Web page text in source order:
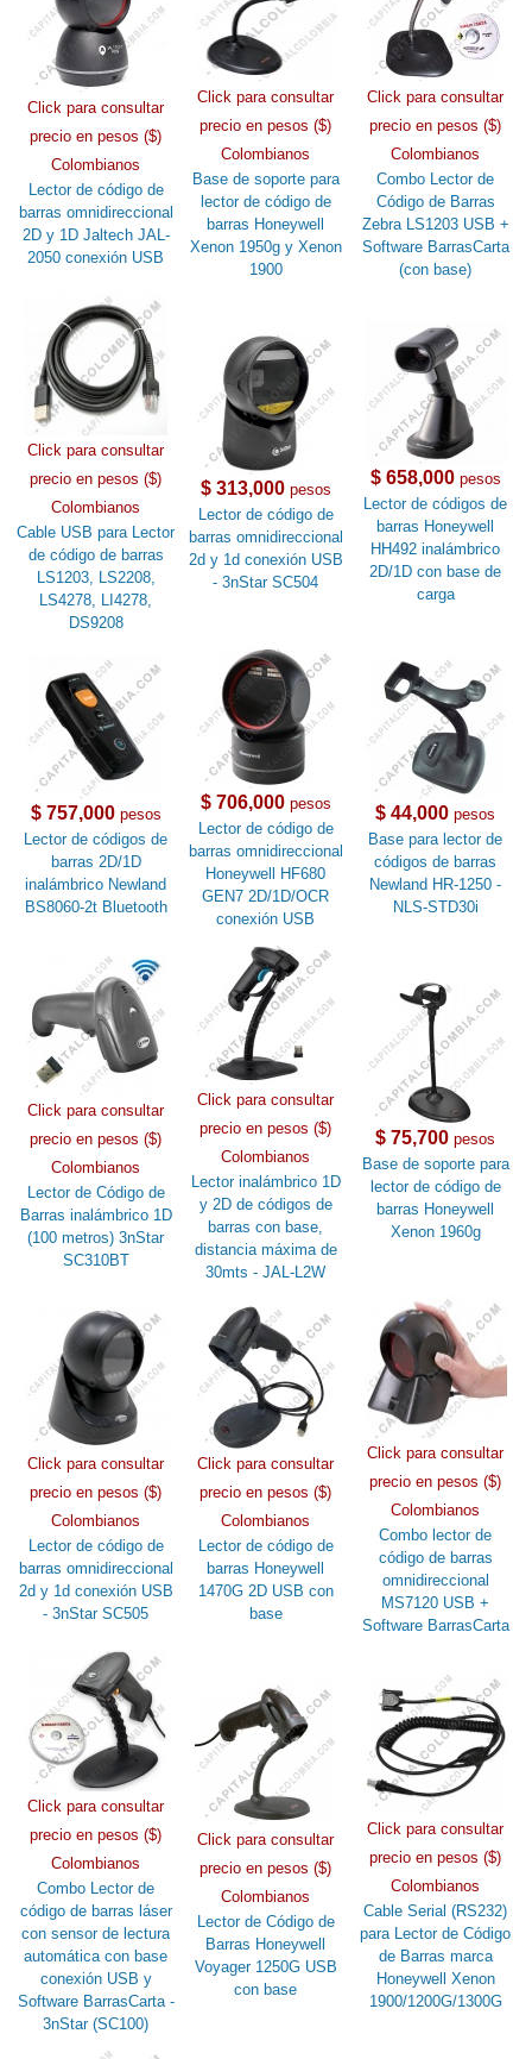
Click para consultar
precio en pesos ($)
Colombianos
Lector de código de
barras omnidireccional
2D y 1D Jaltech JAL-
2050 conexión USB
Click para consultar
precio en pesos ($)
Colombianos
Base de soporte para
lector de código de
barras Honeywell
Xenon 1950g y Xenon
1900
Click para consultar
precio en pesos ($)
Colombianos
Combo Lector de
Código de Barras
Zebra LS1203 USB +
Software BarrasCarta
(con base)
Click para consultar
precio en pesos ($)
Colombianos
Cable USB para Lector
de código de barras
LS1203, LS2208,
LS4278, LI4278,
DS9208
$ 313,000pesos
Lector de código de
barras omnidireccional
2d y 1d conexión USB
- 3nStar SC504
$ 658,000pesos
Lector de códigos de
barras Honeywell
HH492 inalámbrico
2D/1D con base de
carga
$ 757,000pesos
Lector de códigos de
barras 2D/1D
inalámbrico Newland
BS8060-2t Bluetooth
$ 706,000pesos
Lector de código de
barras omnidireccional
Honeywell HF680
GEN7 2D/1D/OCR
conexión USB
$ 44,000 pesos
Base para lector de
códigos de barras
Newland HR-1250 -
NLS-STD30i
Click para consultar
precio en pesos ($)
Colombianos
Lector de Código de
Barras inalámbrico 1D
(100 metros) 3nStar
SC310BT
Click para consultar
precio en pesos ($)
Colombianos
Lector inalámbrico 1D
y 2D de códigos de
barras con base,
distancia máxima de
30mts - JAL-L2W
$ 75,700 pesos
Base de soporte para
lector de código de
barras Honeywell
Xenon 1960g
Click para consultar
precio en pesos ($)
Colombianos
Lector de código de
barras omnidireccional
2d y 1d conexión USB
- 3nStar SC505
Click para consultar
precio en pesos ($)
Colombianos
Lector de código de
barras Honeywell
1470G 2D USB con
base
Click para consultar
precio en pesos ($)
Colombianos
Combo lector de
código de barras
omnidireccional
MS7120 USB +
Software BarrasCarta
Click para consultar
precio en pesos ($)
Colombianos
Combo Lector de
código de barras láser
con sensor de lectura
automática con base
conexión USB y
Software BarrasCarta -
3nStar (SC100)
Click para consultar
precio en pesos ($)
Colombianos
Lector de Código de
Barras Honeywell
Voyager 1250G USB
con base
Click para consultar
precio en pesos ($)
Colombianos
Cable Serial (RS232)
para Lector de Código
de Barras marca
Honeywell Xenon
1900/1200G/1300G